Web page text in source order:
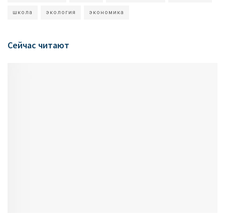
школа экология экономика
Сейчас читают